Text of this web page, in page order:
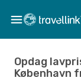
Opdag
København